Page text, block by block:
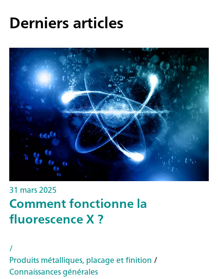
Derniers articles
31 mars 2025
Comment fonctionne la
fluorescence X ?
/
Produits métalliques, placage et finition /
Connaissances générales